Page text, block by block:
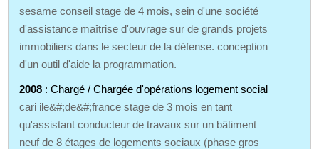
sesame conseil stage de 4 mois, sein d'une société
d'assistance maîtrise d'ouvrage sur de grands projets
immobiliers dans le secteur de la défense. conception
d'un outil d'aide la programmation.
2008 : Chargé / Chargée d'opérations logement social
cari ile&#;de&#;france stage de 3 mois en tant
qu'assistant conducteur de travaux sur un bâtiment
neuf de 8 étages de logements sociaux (phase gros